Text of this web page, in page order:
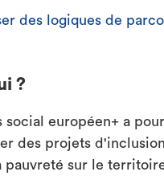
des logiques de
?
social européen+ a
des projets
pauvreté sur le